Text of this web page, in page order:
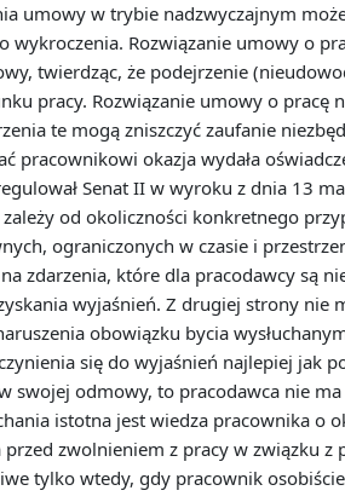
umowy w trybie nadzwyczajnym
Rozwiązanie umowy o
twierdząc, że podejrzenie
pracy. Rozwiązanie umowy o pracę
te mogą zniszczyć zaufanie
pracownikowi okazja wydała
Senat II w wyroku z dnia 13
od okoliczności konkretnego
ograniczonych w czasie i
zdarzenia, które dla pracodawcy są
wyjaśnień. Z drugiej strony nie
obowiązku bycia
się do wyjaśnień najlepiej jak
swojej odmowy, to pracodawca nie
istotna jest wiedza pracownika o
zwolnieniem z pracy w związku z
tylko wtedy, gdy pracownik